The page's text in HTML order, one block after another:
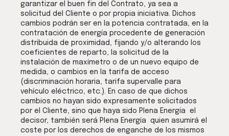
garantizar el buen fin del Contrato, ya sea a
solicitud del Cliente o por propia iniciativa. Dichos
cambios podrán ser en la potencia contratada, en la
contratación de energía procedente de generación
distribuida de proximidad, fijando y/o alterando los
coeficientes de reparto, la solicitud de la
instalación de maxímetro o de un nuevo equipo de
medida, o cambios en la tarifa de acceso
(discriminación horaria, tarifa supervalle para
vehículo eléctrico, etc.). En caso de que dichos
cambios no hayan sido expresamente solicitados
por el Cliente, sino que haya sido Plena Energía el
decisor, también será Plena Energía quien asumirá el
coste por los derechos de enganche de los mismos